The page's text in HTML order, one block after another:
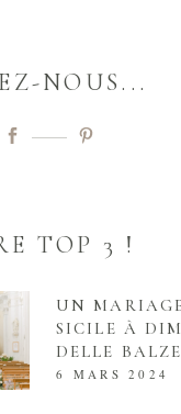
NOUS...
TOP 3 !
UN
SICILE À
DELLE BALZE
6 MARS 2024